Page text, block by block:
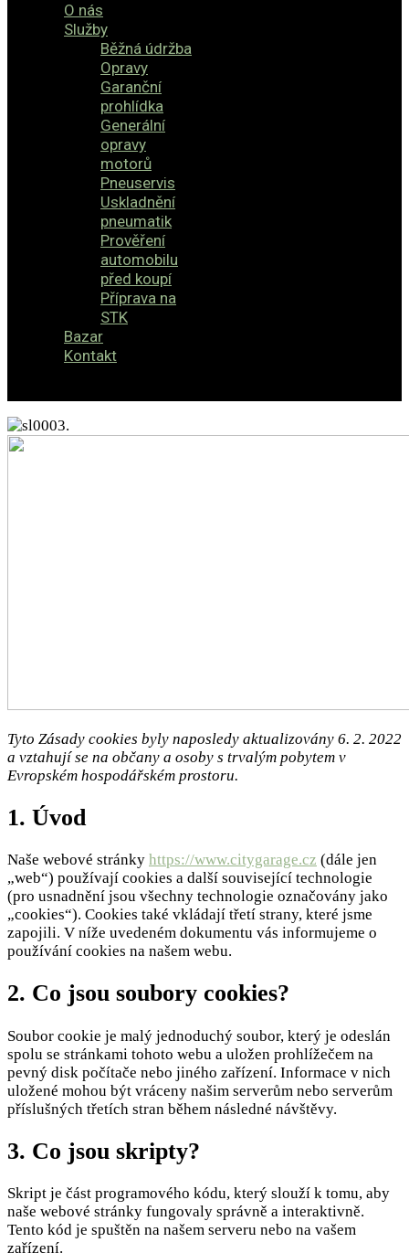
O nás
Služby
Běžná údržba
Opravy
Garanční
prohlídka
Generální
opravy
motorů
Pneuservis
Uskladnění
pneumatik
Prověření
automobilu
před koupí
Příprava na
STK
Bazar
Kontakt
Tyto Zásady cookies byly naposledy aktualizovány 6. 2. 2022
a vztahují se na občany a osoby s trvalým pobytem v
Evropském hospodářském prostoru.
1. Úvod
Naše webové stránky https://www.citygarage.cz (dále jen
„web“) používají cookies a další související technologie
(pro usnadnění jsou všechny technologie označovány jako
„cookies“). Cookies také vkládají třetí strany, které jsme
zapojili. V níže uvedeném dokumentu vás informujeme o
používání cookies na našem webu.
2. Co jsou soubory cookies?
Soubor cookie je malý jednoduchý soubor, který je odeslán
spolu se stránkami tohoto webu a uložen prohlížečem na
pevný disk počítače nebo jiného zařízení. Informace v nich
uložené mohou být vráceny našim serverům nebo serverům
příslušných třetích stran během následné návštěvy.
3. Co jsou skripty?
Skript je část programového kódu, který slouží k tomu, aby
naše webové stránky fungovaly správně a interaktivně.
Tento kód je spuštěn na našem serveru nebo na vašem
zařízení.